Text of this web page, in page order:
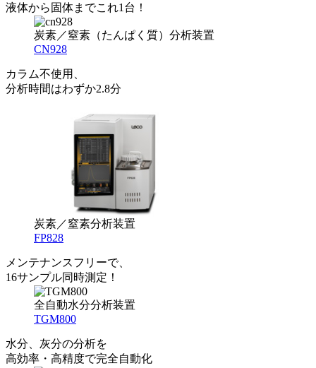
液体から固体までこれ1台！
炭素／窒素（たんぱく質）分析装置
CN928
カラム不使用、
分析時間はわずか2.8分
炭素／窒素分析装置
FP828
メンテナンスフリーで、
16サンプル同時測定！
全自動水分分析装置
TGM800
水分、灰分の分析を
高効率・高精度で完全自動化